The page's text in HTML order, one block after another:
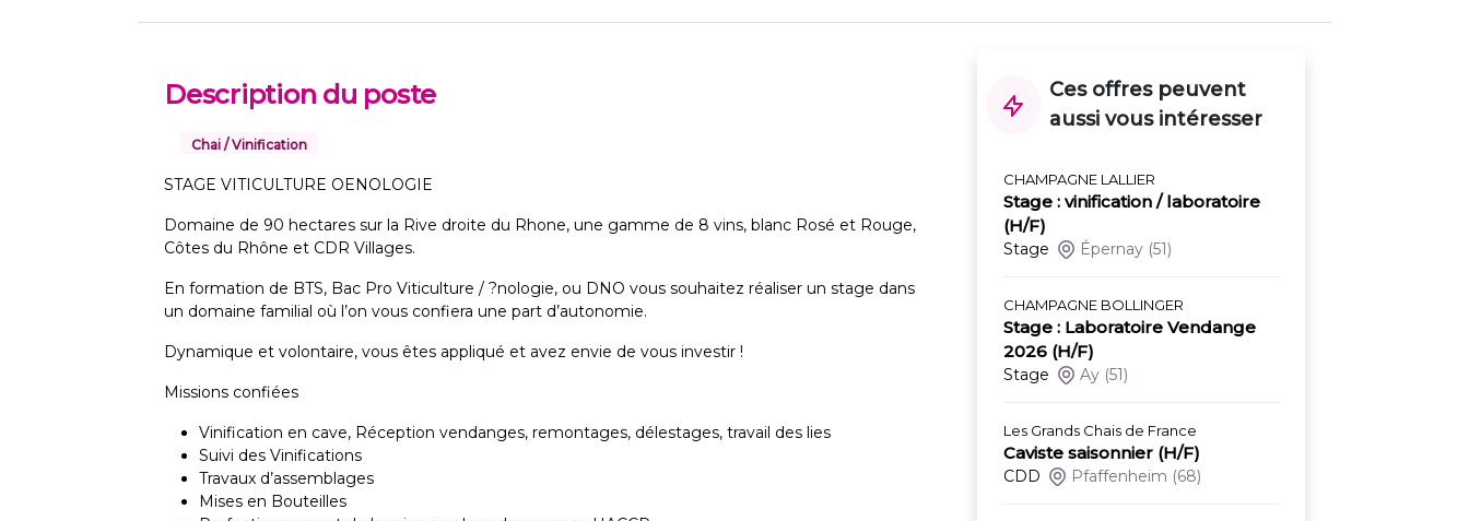
Description du poste
Chai / Vinification
STAGE VITICULTURE OENOLOGIE
Domaine de 90 hectares sur la Rive droite du Rhone, une gamme de 8 vins, blanc Rosé et Rouge,
Côtes du Rhône et CDR Villages.
En formation de BTS, Bac Pro Viticulture / ?nologie, ou DNO vous souhaitez réaliser un stage dans
un domaine familial où l’on vous confiera une part d’autonomie.
Dynamique et volontaire, vous êtes appliqué et avez envie de vous investir !
Missions confiées
Vinification en cave, Réception vendanges, remontages, délestages, travail des lies
Suivi des Vinifications
Travaux d’assemblages
Mises en Bouteilles
Ces offres peuvent
aussi vous intéresser
CHAMPAGNE LALLIER
Stage : vinification / laboratoire
(H/F)
Stage Épernay (51)
CHAMPAGNE BOLLINGER
Stage : Laboratoire Vendange
2026 (H/F)
Stage Ay (51)
Les Grands Chais de France
Caviste saisonnier (H/F)
CDD Pfaffenheim (68)